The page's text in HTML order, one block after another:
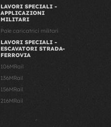
LAVORI SPECIALI -
APPLICAZIONI
MILITARI
Pale caricatrici militari
LAVORI SPECIALI -
ESCAVATORI STRADA-
FERROVIA
106MRail
136MRail
156MRail
216MRail